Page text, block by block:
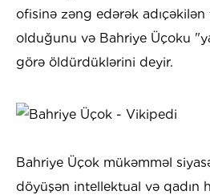
ofisinə zəng edərək adıçəkilən
olduğunu və Bahriye Üçoku
görə öldürdüklərini deyir.
Bahriye Üçok mükəmməl
döyüşən intellektual və qadın